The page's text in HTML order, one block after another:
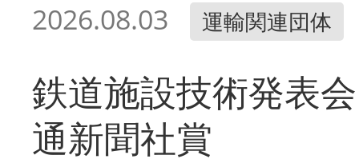
2026.08.03 運輸関連団体
鉄道施設技術発表
通新聞社賞